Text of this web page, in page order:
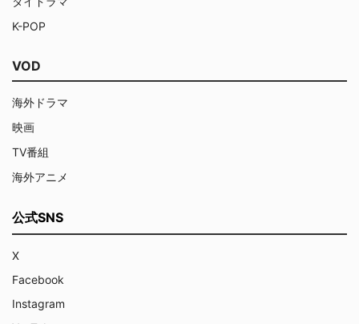
K-POP
VOD
海外ドラマ
映画
TV番組
海外アニメ
公式SNS
X
Facebook
Instagram